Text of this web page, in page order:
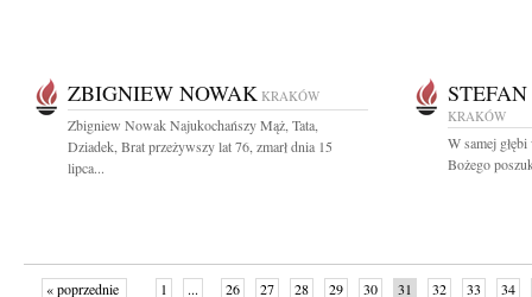
ZBIGNIEW NOWAK KRAKÓW
Zbigniew Nowak Najukochańszy Mąż, Tata,
Dziadek, Brat przeżywszy lat 76, zmarł dnia 15
lipca...
KRAKÓW
W samej
Bożego
« poprzednie 1 ... 26 27 28 29 30 31 32 33 34